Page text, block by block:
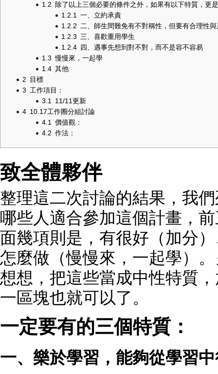
1.2 除了以上三個必要的條件之外，如果有以下特質，更
1.2.1 一、立約承責
1.2.2 二、師生間難免有不對稱性，但要有合理性
1.2.3 三、喜歡重用學生
1.2.4 四、遇事先想到對不對，而不是容不容易
1.3 慢慢來，一起學
1.4 其他
2
目標
3 工作項目：
3.1 11/11更新
4 10.17工作圈分組討論
4.1 價值觀：
4.2 作法：
致全體夥伴
整理這二次討論的結果，我
哪些人適合參加這個計畫，
面幾項則是，有很好（加分
怎麼做（慢慢來，一起學）
想想，把這些當成中性特質
一區塊也就可以了。
一定要有的三個特質：
一、樂於學習，能夠從學習